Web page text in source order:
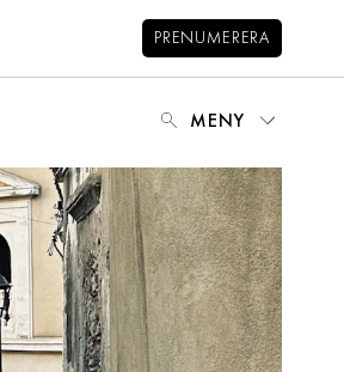
PRENUMERERA
BALANS
KIDS
KONTAKT
OM OSS
MENY